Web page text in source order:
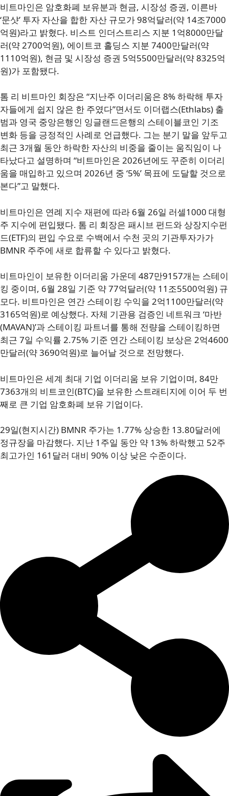
비트마인은 암호화폐 보유분과 현금, 시장성 증권, 이른바
‘문샷’ 투자 자산을 합한 자산 규모가 98억달러(약 14조7000
억원)라고 밝혔다. 비스트 인더스트리스 지분 1억8000만달
러(약 2700억원), 에이트코 홀딩스 지분 7400만달러(약
1110억원), 현금 및 시장성 증권 5억5500만달러(약 8325억
원)가 포함됐다.
톰 리 비트마인 회장은 “지난주 이더리움은 8% 하락해 투자
자들에게 쉽지 않은 한 주였다”면서도 이더랩스(Ethlabs) 출
범과 영국 중앙은행인 잉글랜드은행의 스테이블코인 기조
변화 등을 긍정적인 사례로 언급했다. 그는 분기 말을 앞두고
최근 3개월 동안 하락한 자산의 비중을 줄이는 움직임이 나
타났다고 설명하며 “비트마인은 2026년에도 꾸준히 이더리
움을 매입하고 있으며 2026년 중 ‘5%’ 목표에 도달할 것으로
본다”고 말했다.
비트마인은 연례 지수 재편에 따라 6월 26일 러셀1000 대형
주 지수에 편입됐다. 톰 리 회장은 패시브 펀드와 상장지수펀
드(ETF)의 편입 수요로 수백에서 수천 곳의 기관투자가가
BMNR 주주에 새로 합류할 수 있다고 밝혔다.
비트마인이 보유한 이더리움 가운데 487만9157개는 스테이
킹 중이며, 6월 28일 기준 약 77억달러(약 11조5500억원) 규
모다. 비트마인은 연간 스테이킹 수익을 2억1100만달러(약
3165억원)로 예상했다. 자체 기관용 검증인 네트워크 ‘마반
(MAVAN)’과 스테이킹 파트너를 통해 전량을 스테이킹하면
최근 7일 수익률 2.75% 기준 연간 스테이킹 보상은 2억4600
만달러(약 3690억원)로 늘어날 것으로 전망했다.
비트마인은 세계 최대 기업 이더리움 보유 기업이며, 84만
7363개의 비트코인(BTC)을 보유한 스트래티지에 이어 두 번
째로 큰 기업 암호화폐 보유 기업이다.
29일(현지시간) BMNR 주가는 1.77% 상승한 13.80달러에
정규장을 마감했다. 지난 1주일 동안 약 13% 하락했고 52주
최고가인 161달러 대비 90% 이상 낮은 수준이다.